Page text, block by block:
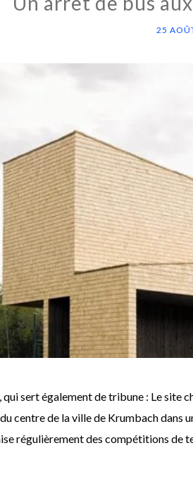
25
qui sert également de tribune : Le site
du centre de la ville de Krumbach dans
régulièrement des compétitions de